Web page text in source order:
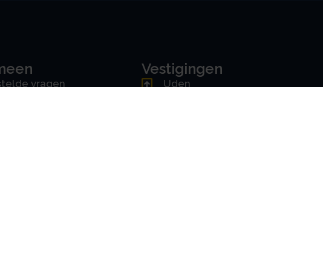
vragen
Vestigingen
Uden